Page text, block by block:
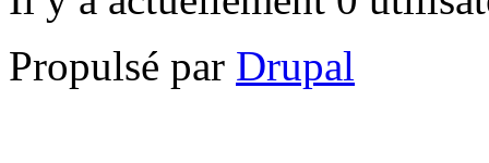
Propulsé par Drupal